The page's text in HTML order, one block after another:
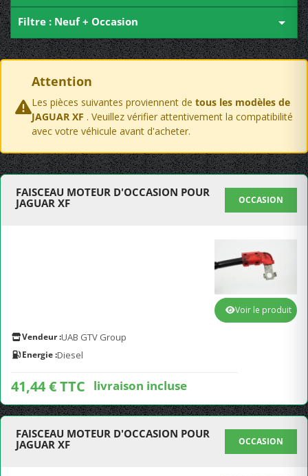
Filtre : Neuf + Occasion 
Attention
Les pièces suivantes proviennent de tous les modèles de
JAGUAR XF . Veuillez vérifier attentivement la compatibilité
avec votre véhicule avant d'acheter.
FAISCEAU MOTEUR D'OCCASION POUR
JAGUAR XF
OCCASION
Vendeur :UAB GTV Group
Energie :Diesel
41,44 € TTC livraison incluse
Voir le produit
FAISCEAU MOTEUR D'OCCASION POUR
JAGUAR XF
OCCASION